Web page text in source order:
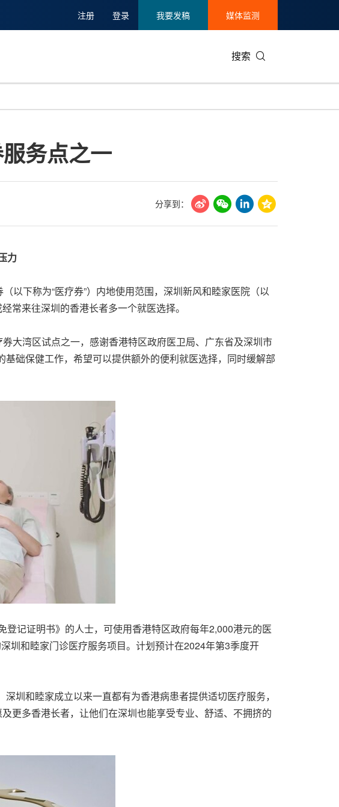
注册 登录 我要发稿 媒体监测
搜索
美国临床肿瘤学会(ASCO)
环保务点之一
分享到：
力
以下称为“医疗券”）内地使用范围，深圳新风和睦家医院（以
常来往深圳的香港长者多一个就医选择。
大湾区试点之一，感谢香港特区政府医卫局、广东省及深圳市
础保健工作，希望可以提供额外的便利就医选择，同时缓解部
登记证明书》的人士，可使用香港特区政府每年2,000港元的医
圳和睦家门诊医疗服务项目。计划预计在2024年第3季度开
圳和睦家成立以来一直都有为香港病患者提供适切医疗服务，
更多香港长者，让他们在深圳也能享受专业、舒适、不拥挤的